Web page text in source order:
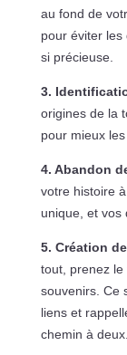
au fond de
pour éviter
si précieuse.
3.
origines de la
pour mieux
4. Abandon
votre histoire
unique, et vos
5. Création
tout, prenez
souvenirs. Ce
liens et
chemin à deux.